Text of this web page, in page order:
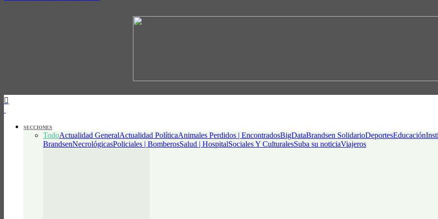
SECCIONES
TodoActualidad GeneralActualidad PolíticaAnimales Perdidos | EncontradosBigDataBrandsen SolidarioDeportesEducación
BrandsenNecrológicasPoliciales | BomberosSalud | HospitalSociales Y CulturalesSuba su noticiaViajeros